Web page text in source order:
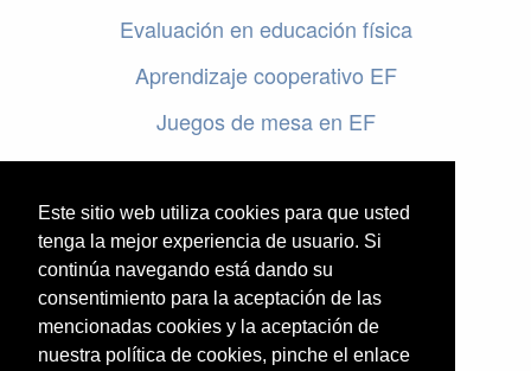
Este sitio web utiliza cookies para que usted
tenga la mejor experiencia de usuario. Si
continúa navegando está dando su
consentimiento para la aceptación de las
mencionadas cookies y la aceptación de
nuestra política de cookies, pinche el enlace
Evaluación en educación física
Aprendizaje cooperativo EF
Juegos de mesa en EF
Programar en EF
Cursos online de educación física
Artículos destacados
Evaluación en educación física